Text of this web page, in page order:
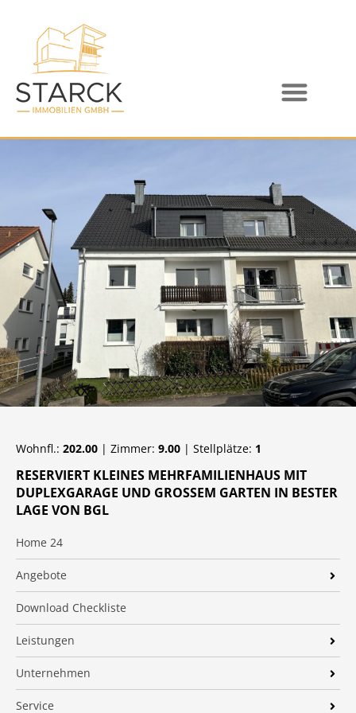
RESERVIERT KLEINES MEHRFAMILIENHAUS MIT
DUPLEXGARAGE UND GROSSEM GARTEN IN BESTER L
AGE VON BGL
Home 24
Angebote
Immobilien
Neubau
Suchprofil
Download Checkliste
Leistungen
Gewerbeimmobilien
Immobilienfinanzierung
Unternehmen
20 Jahre Starck Immobilien
Service
Wohnfl.: 202.00 | Zimmer: 9.00 | Stellplätze: 1